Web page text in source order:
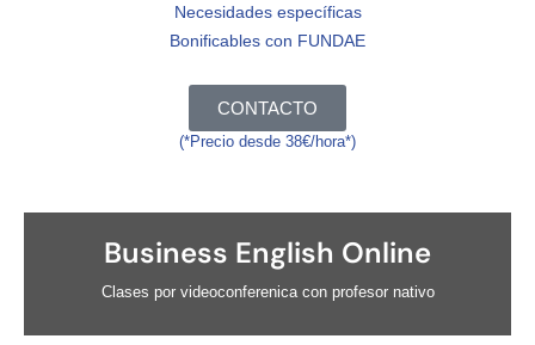
Necesidades específicas
Bonificables con FUNDAE
CONTACTO
(*Precio desde 38€/hora*)
Business English Online
Clases por videoconferenica con profesor nativo